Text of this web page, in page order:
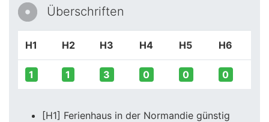
Überschriften
H1 H2 H3 H4 H5 H6
1 1 3 0 0 0
[H1] Ferienhaus in der Normandie günstig